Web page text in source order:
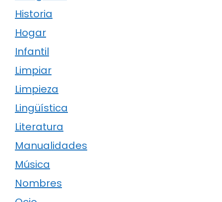
Historia
Hogar
Infantil
Limpiar
Limpieza
Lingüística
Literatura
Manualidades
Música
Nombres